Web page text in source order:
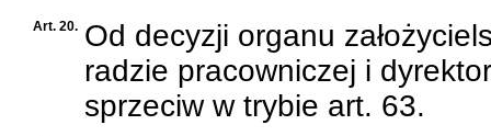
Art. 20. Od decyzji organu
radzie pracowniczej i
sprzeciw w trybie art. 63.